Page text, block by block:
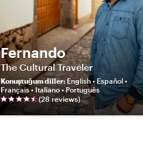
Fernando
The Cultural Traveler
Konuştuğum diller:English • Español •
Français • Italiano • Português
(28 reviews)